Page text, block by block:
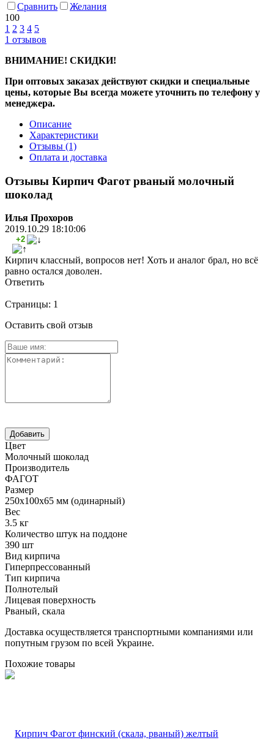
Сравнить
Желания
100
1 2 3 4 5
1 отзывов
ВНИМАНИЕ! СКИДКИ!
При оптовых заказах действуют скидки и специальные
цены, которые Вы всегда можете уточнить по телефону у
менеджера.
Описание
Характеристики
Отзывы (1)
Оплата и доставка
Отзывы Кирпич Фагот рваный молочный
шоколад
Илья Прохоров
2019.10.29 18:10:06
+2
Кирпич классный, вопросов нет! Хоть и аналог брал, но всё
равно остался доволен.
Ответить
Страницы: 1
Оставить свой отзыв
Цвет
Молочный шоколад
Производитель
ФАГОТ
Размер
250х100х65 мм (одинарный)
Вес
3.5 кг
Количество штук на поддоне
390 шт
Вид кирпича
Гиперпрессованный
Тип кирпича
Полнотелый
Лицевая поверхность
Рваный, скала
Доставка осуществляется транспортными компаниями или
попутным грузом по всей Украине.
Похожие товары